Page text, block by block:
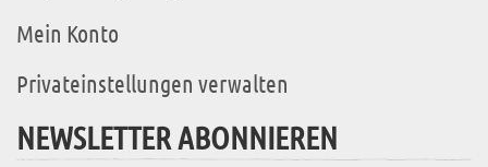
Mein Konto
Privateinstellungen verwalten
NEWSLETTER ABONNIEREN